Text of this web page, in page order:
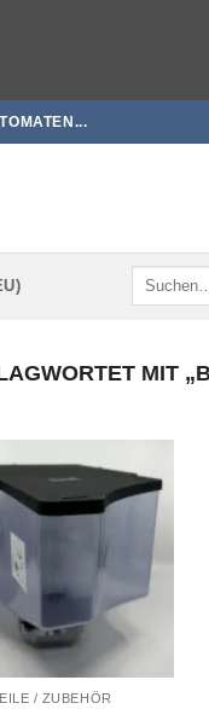
Suchen
MIT
/ ZUBEHÖR